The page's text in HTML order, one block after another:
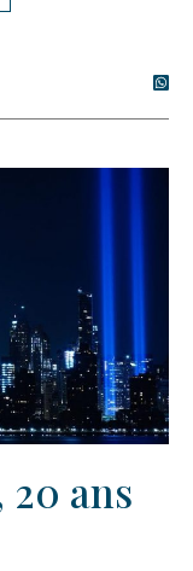
20 ans